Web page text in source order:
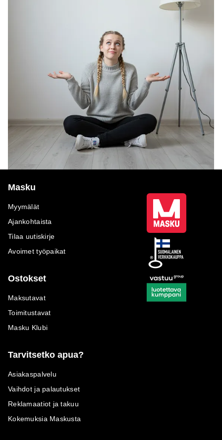
Masku
Myymälät
Ajankohtaista
Tilaa uutiskirje
Avoimet työpaikat
Ostokset
Maksutavat
Toimitustavat
Masku Klubi
Tarvitsetko apua?
Asiakaspalvelu
Vaihdot ja palautukset
Reklamaatiot ja takuu
Kokemuksia Maskusta